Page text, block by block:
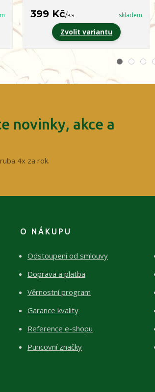
399 Kč/ks skladem
Zvolit variantu
novinky, akce a
4x za rok.
O NÁKUPU
Odstoupení od smlouvy
Doprava a platba
Věrnostní program
Garance kvality
Reference e-shopu
Puncovní značky